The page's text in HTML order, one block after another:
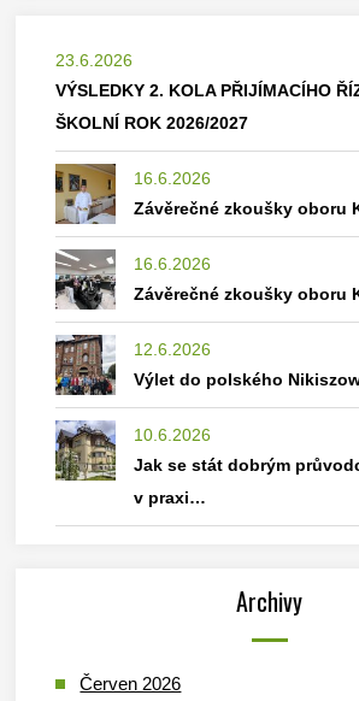
23.6.2026
VÝSLEDKY 2. KOLA PŘIJÍMACÍHO
ŠKOLNÍ ROK 2026/2027
16.6.2026
Závěrečné zkoušky oboru
16.6.2026
Závěrečné zkoušky oboru
12.6.2026
Výlet do polského
10.6.2026
Jak se stát dobrým
v praxi…
Archivy
Červen 2026